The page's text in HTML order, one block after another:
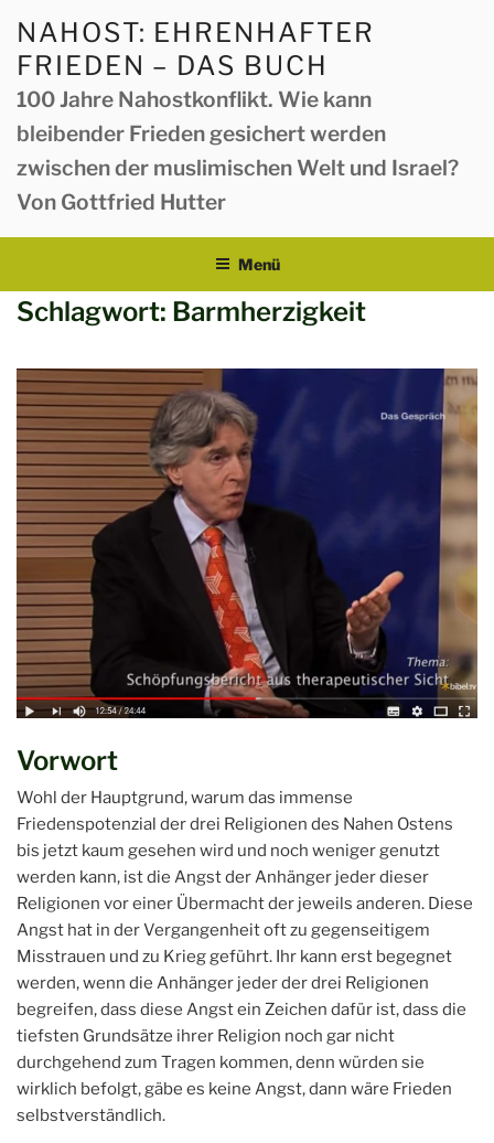
Inhalt
springen
NAHOST: EHRENHAFTER
FRIEDEN – DAS BUCH
100 Jahre Nahostkonflikt. Wie kann
bleibender Frieden gesichert werden
zwischen der muslimischen Welt und Israel?
Von Gottfried Hutter
Menü
Schlagwort: Barmherzigkeit
Vorwort
Wohl der Hauptgrund, warum das immense
Friedenspotenzial der drei Religionen des Nahen Ostens
bis jetzt kaum gesehen wird und noch weniger genutzt
werden kann, ist die Angst der Anhänger jeder dieser
Religionen vor einer Übermacht der jeweils anderen. Diese
Angst hat in der Vergangenheit oft zu gegenseitigem
Misstrauen und zu Krieg geführt. Ihr kann erst begegnet
werden, wenn die Anhänger jeder der drei Religionen
begreifen, dass diese Angst ein Zeichen dafür ist, dass die
tiefsten Grundsätze ihrer Religion noch gar nicht
durchgehend zum Tragen kommen, denn würden sie
wirklich befolgt, gäbe es keine Angst, dann wäre Frieden
selbstverständlich.